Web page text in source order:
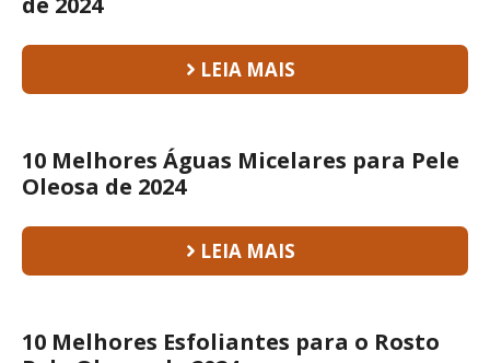
LEIA MAIS
10 Melhores Águas Micelares para Pele
Oleosa de 2024
LEIA MAIS
10 Melhores Esfoliantes para o Rosto